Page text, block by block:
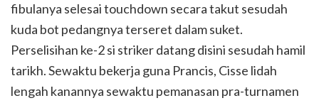
fibulanya selesai touchdown secara takut sesudah
kuda bot pedangnya terseret dalam suket.
Perselisihan ke-2 si striker datang disini sesudah hamil
tarikh. Sewaktu bekerja guna Prancis, Cisse lidah
lengah kanannya sewaktu pemanasan pra-turnamen